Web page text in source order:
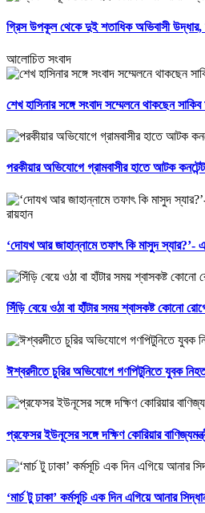
গ্রিস উপকূল থেকে দুই শতাধিক অভিবাসী উদ্ধার,
আলোচিত সংবাদ
শেখ হাসিনার সঙ্গে সংবাদ সম্মেলনে থাকছেন
পরকীয়ার অভিযোগে গ্রামবাসীর হাতে আটক কনটেন্ট
‘দোযখ আর জাহান্নামে তফাৎ কি মাসুদ স্যার?’-
সিঁড়ি বেয়ে ওঠা বা হাঁটার সময় শ্বাসকষ্ট কোনো
ঈশ্বরদীতে চুরির অভিযোগে গণপিটুনিতে যুবক
প্রফেসর ইউনূসের সঙ্গে দক্ষিণ কোরিয়ার
‘মার্চ টু ঢাকা’ কর্মসূচি এক দিন এগিয়ে আনার